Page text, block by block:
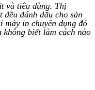
và tiêu dùng. Thị
đánh dấu cho sản
máy in chuyên dụng đó
biết làm cách nào